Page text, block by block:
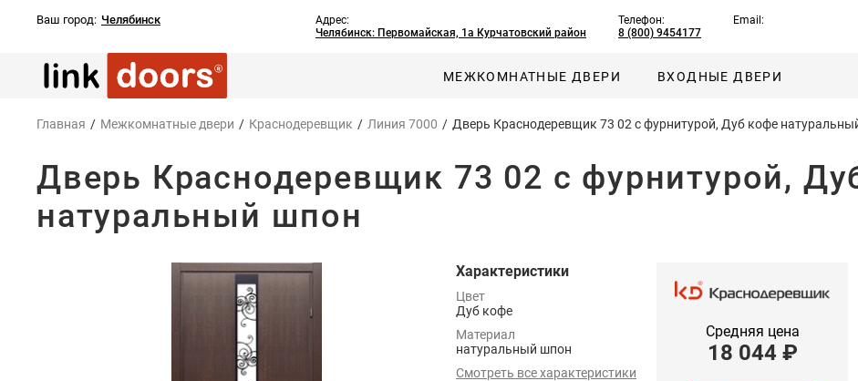
Ваш город: Челябинск
Адрес:
Челябинск: Первомайская, 1а Курчатовский район
Телефон:
8 (800) 9454177
Email:
МЕЖКОМНАТНЫЕ ДВЕРИ ВХОДНЫЕ ДВЕРИ
Главная / Межкомнатные двери / Краснодеревщик / Линия 7000 / Дверь Краснодеревщик 73 02 с фурнитурой, Дуб кофе
Дверь Краснодеревщик 73 02 с фурнитурой,
натуральный шпон
Характеристики
Цвет
Дуб кофе
Материал
натуральный шпон
Смотреть все характеристики
Средняя цена
18 044 ₽